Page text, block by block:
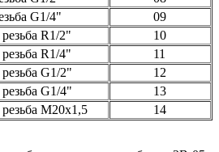
G1/4"
09
R1/2"
10
R1/4"
11
G1/2"
12
G1/4"
13
М20х1,5
14